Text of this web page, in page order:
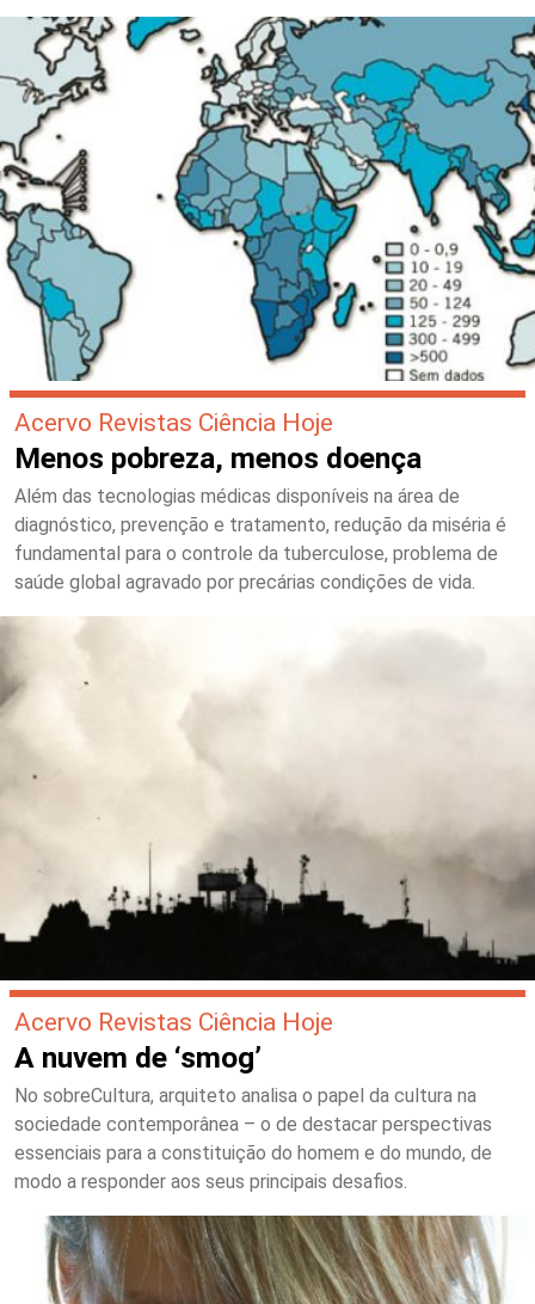
Acervo Revistas Ciência Hoje
Menos pobreza, menos doença
Além das tecnologias médicas disponíveis na área de
diagnóstico, prevenção e tratamento, redução da miséria é
fundamental para o controle da tuberculose, problema de
saúde global agravado por precárias condições de vida.
Acervo Revistas Ciência Hoje
A nuvem de ‘smog’
No sobreCultura, arquiteto analisa o papel da cultura na
sociedade contemporânea – o de destacar perspectivas
essenciais para a constituição do homem e do mundo, de
modo a responder aos seus principais desafios.